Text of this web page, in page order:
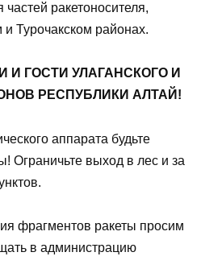
ракетоносителя,
Турочакском районах.
ГОСТИ УЛАГАНСКОГО И
РЕСПУБЛИКИ АЛТАЙ!
аппарата будьте
Ограничьте выход в лес и за
фрагментов ракеты просим
в администрацию